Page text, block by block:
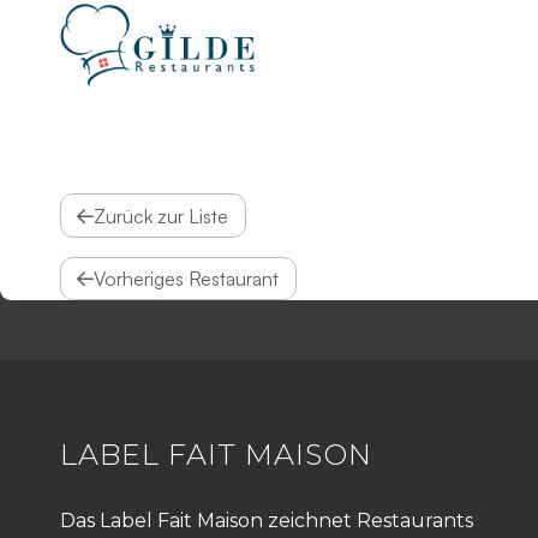
Zurück zur Liste
Vorheriges Restaurant
LABEL FAIT MAISON
Das Label Fait Maison zeichnet Restaurants